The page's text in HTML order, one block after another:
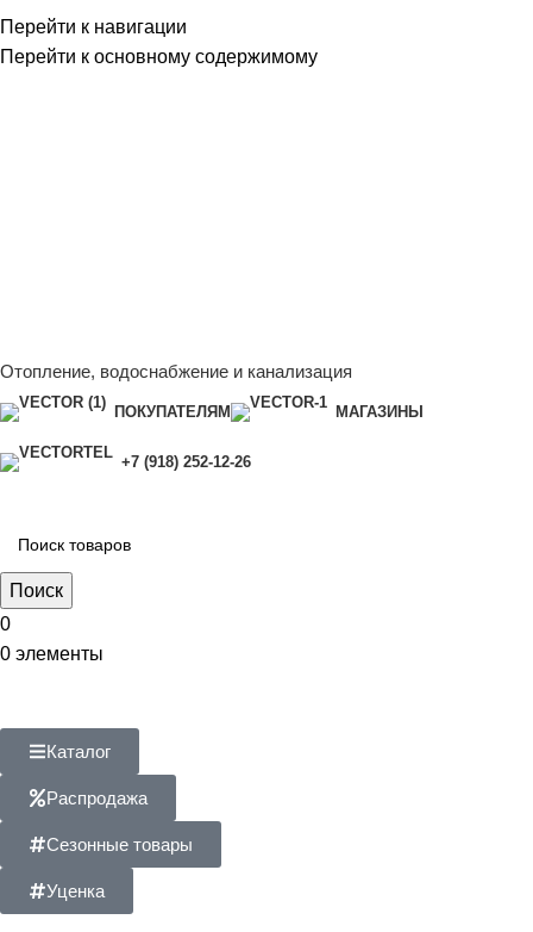
Перейти к навигации
Перейти к основному содержимому
Отопление, водоснабжение и канализация
ПОКУПАТЕЛЯМ МАГАЗИНЫ
+7 (918) 252-12-26
Поиск
0
0 элементы
Каталог
Распродажа
Сезонные товары
Уценка